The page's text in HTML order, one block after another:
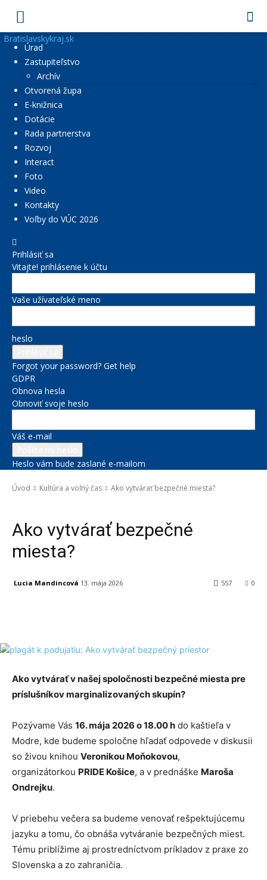
Bratislavskykraj.sk
Úrad
Zastupiteľstvo
Archív
Otvorená župa
E-knižnica
Dotácie
Rada partnerstva
Rozvoj
Interact
Foto
Video
Kontakty
Voľby do VÚC 2026
Prihlásiť sa
Vitajte! prihlásenie k účtu
Vaše užívateľské meno
heslo
Forgot your password? Get help
GDPR
Obnova hesla
Obnoviť svoje heslo
Váš e-mail
Heslo vám bude zaslané e-mailom
Úvod Kultúra a voľný čas Ako vytvárať bezpečné miesta?
Ako vytvárať bezpečné
miesta?
Lucia Mandincová 13. mája 2026 0
557
Ako vytvárať v našej spoločnosti bezpečné miesta pre
príslušníkov marginalizovaných skupín?
Pozývame Vás 16. mája 2026 o 18.00 h do kaštieľa v
Modre, kde budeme spoločne hľadať odpovede v diskusii
so živou knihou Veronikou Moňokovou,
organizátorkou PRIDE Košice, a v prednáške Maroša
Ondrejku.
V priebehu večera sa budeme venovať rešpektujúcemu
jazyku a tomu, čo obnáša vytváranie bezpečných miest.
Tému priblížime aj prostredníctvom príkladov z praxe zo
Slovenska a zo zahraničia.